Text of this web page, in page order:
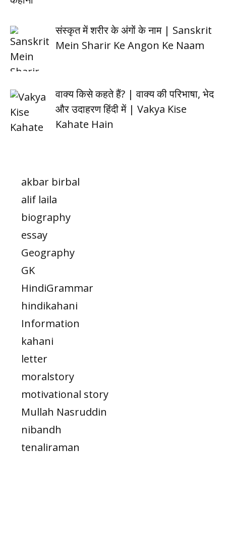
संस्कृत में शरीर के अंगों के नाम | Sanskrit
Mein Sharir Ke Angon Ke Naam
वाक्य किसे कहते हैं? | वाक्य की परिभाषा, भेद
और उदाहरण हिंदी में | Vakya Kise
Kahate Hain
akbar birbal
alif laila
biography
essay
Geography
GK
HindiGrammar
hindikahani
Information
kahani
letter
moralstory
motivational story
Mullah Nasruddin
nibandh
tenaliraman